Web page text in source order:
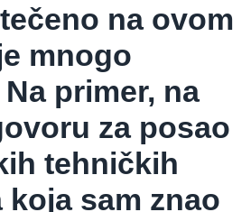
na ovom
mnogo
primer, na
za posao
tehničkih
koja sam znao